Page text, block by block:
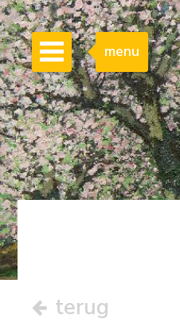
menu
terug